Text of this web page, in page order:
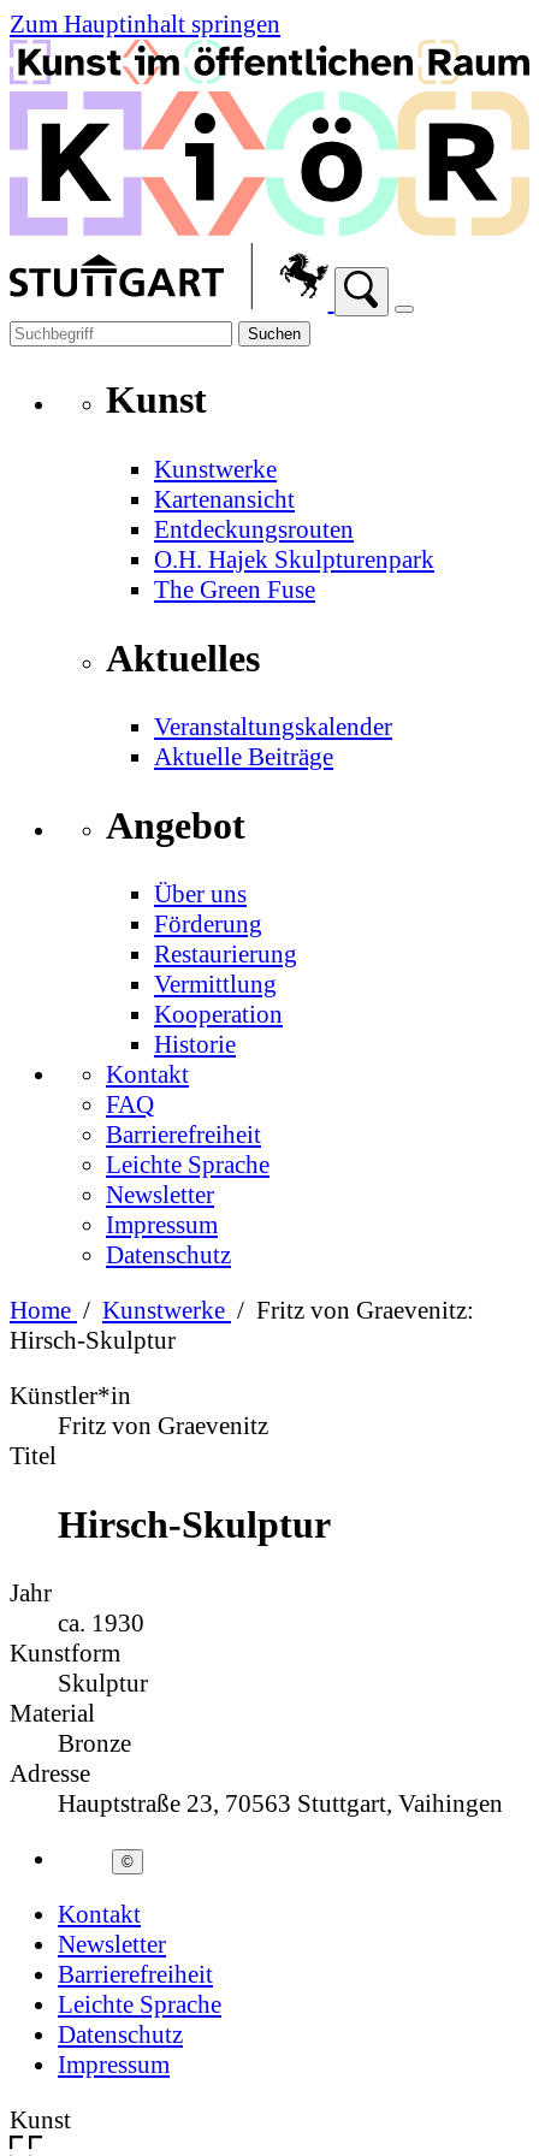
Zum Hauptinhalt springen
Suchen
Kunst
Kunstwerke
Kartenansicht
Entdeckungsrouten
O.H. Hajek Skulpturenpark
The Green Fuse
Aktuelles
Veranstaltungskalender
Aktuelle Beiträge
Angebot
Über uns
Förderung
Restaurierung
Vermittlung
Kooperation
Historie
Kontakt
FAQ
Barrierefreiheit
Leichte Sprache
Newsletter
Impressum
Datenschutz
Home / Kunstwerke / Fritz von Graevenitz:
Hirsch-Skulptur
Künstler*in
Fritz von Graevenitz
Titel
Hirsch-Skulptur
Jahr
ca. 1930
Kunstform
Skulptur
Material
Bronze
Adresse
Hauptstraße 23, 70563 Stuttgart, Vaihingen
©
Kontakt
Newsletter
Barrierefreiheit
Leichte Sprache
Datenschutz
Impressum
Kunst